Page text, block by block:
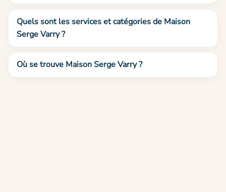
Quels sont les services et catégories de Maison
Serge Varry ?
Où se trouve Maison Serge Varry ?